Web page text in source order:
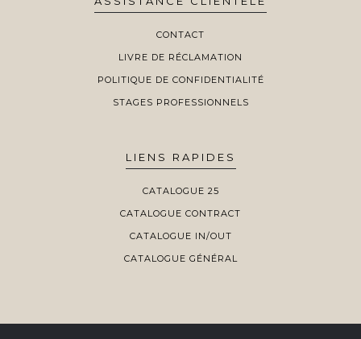
CONTACT
LIVRE DE RÉCLAMATION
POLITIQUE DE CONFIDENTIALITÉ
STAGES PROFESSIONNELS
LIENS RAPIDES
CATALOGUE 25
CATALOGUE CONTRACT
CATALOGUE IN/OUT
CATALOGUE GÉNÉRAL